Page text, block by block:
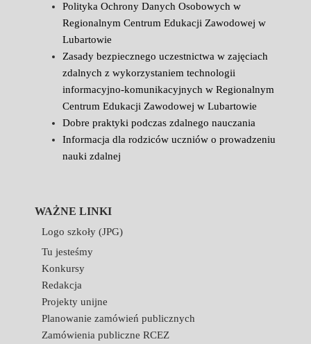
Polityka Ochrony Danych Osobowych w
Regionalnym Centrum Edukacji Zawodowej w
Lubartowie
Zasady bezpiecznego uczestnictwa w zajęciach
zdalnych z wykorzystaniem technologii
informacyjno-komunikacyjnych w Regionalnym
Centrum Edukacji Zawodowej w Lubartowie
Dobre praktyki podczas zdalnego nauczania
Informacja dla rodziców uczniów o prowadzeniu
nauki zdalnej
WAŻNE LINKI
Logo szkoły (JPG)
Tu jesteśmy
Konkursy
Redakcja
Projekty unijne
Planowanie zamówień publicznych
Zamówienia publiczne RCEZ